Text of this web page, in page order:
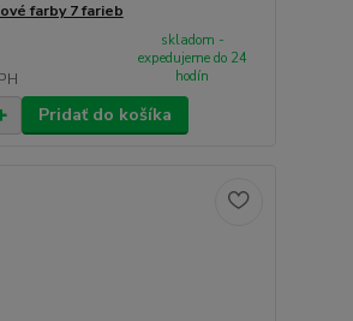
farby 7 farieb
skladom -
expedujeme do 24
hodín
Pridať do košíka